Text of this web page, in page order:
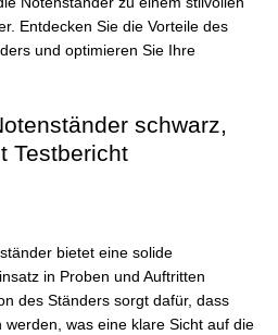
Entdecken Sie die Vorteile des
und optimieren Sie Ihre
schwarz,
Testbericht
bietet eine solide
in Proben und Auftritten
des Ständers sorgt dafür, dass
werden, was eine klare Sicht auf die